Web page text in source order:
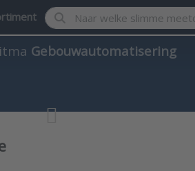
Enter a search term.
Gebouwautomatisering